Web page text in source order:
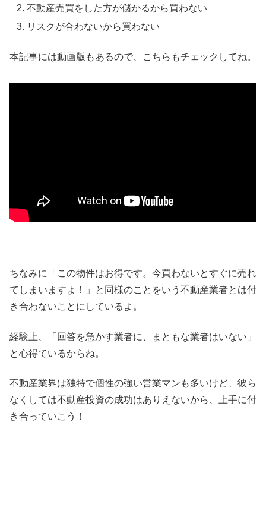
不動産売買をした方が儲かるから買わない
リスクが合わないから買わない
本記事には動画版もあるので、こちらもチェックしてね。
ちなみに「この物件はお得です。今買わないとすぐに売れ
てしまいますよ！」と同様のことをいう不動産業者とは付
き合わないことにしているよ。
経験上、「回答を急かす業者に、まともな業者はいない」
と心得ているからね。
不動産業界は独特で個性の強い営業マンも多いけど、彼ら
なくしては不動産投資の成功はありえないから、上手に付
き合っていこう！